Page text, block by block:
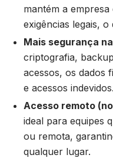
mantém a
exigências legais,
Mais segurança
criptografia,
acessos, os dados
e acessos indevidos.
Acesso remoto
ideal para equipes
ou remota,
qualquer lugar.